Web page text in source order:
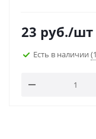
23 руб./шт
Есть в наличии